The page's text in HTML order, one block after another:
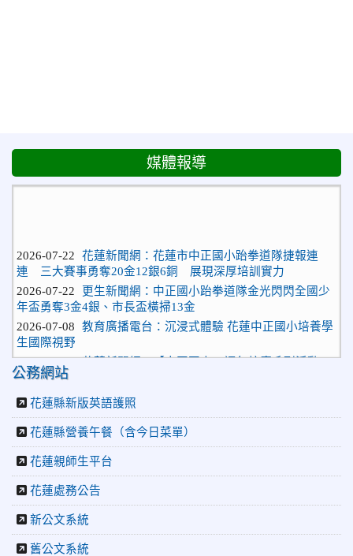
媒體報導
花蓮新聞網：花蓮市中正國小跆拳道隊捷報連
連 三大賽事勇奪20金12銀6銅 展現深厚培訓實力
更生新聞網：中正國小跆拳道隊金光閃閃全國少
年盃勇奪3金4銀、市長盃橫掃13金
教育廣播電台：沉浸式體驗 花蓮中正國小培養學
生國際視野
2026-06-16 花蓮新聞網：【中正國小70週年校慶系列活動
「游藝飛揚」晚會登場】 師生家長齊聚一堂 共譜「時光樂
2026-06-16 更生新聞網：中正國小創校70週年「游藝飛揚」
才藝晚會登場
2026-06-10 教育廣播電台：揮別童年迎向青春 中正國小畢業
師生自製畢業歌曲
2026-06-10 教育廣播電台：尋覓歷史記憶 花蓮中正國小社團
體驗闖關探索歷史
2026-04-30
讓愛閃閃發光！中正國小「小老闆大市集」愛心
捐助光復國小
2026-07-22 花蓮新聞網：花蓮市中正國小跆拳道隊捷報連
公務網站
花蓮縣新版英語護照
花蓮縣營養午餐（含今日菜單）
花蓮親師生平台
花蓮處務公告
新公文系統
舊公文系統